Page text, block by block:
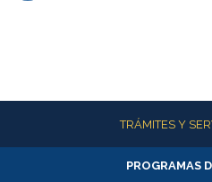
Más informaciónTRÁMITES Y
Alumnas/os y
PROGRAMAS